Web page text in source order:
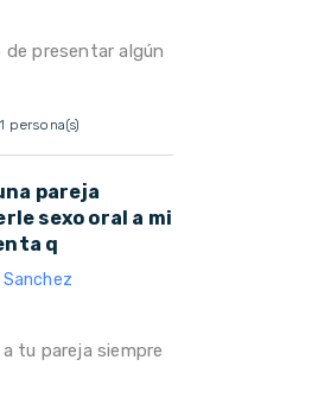
presentar algún
persona(s)
pareja
sexo oral a mi
q
Sanchez
tu pareja siempre